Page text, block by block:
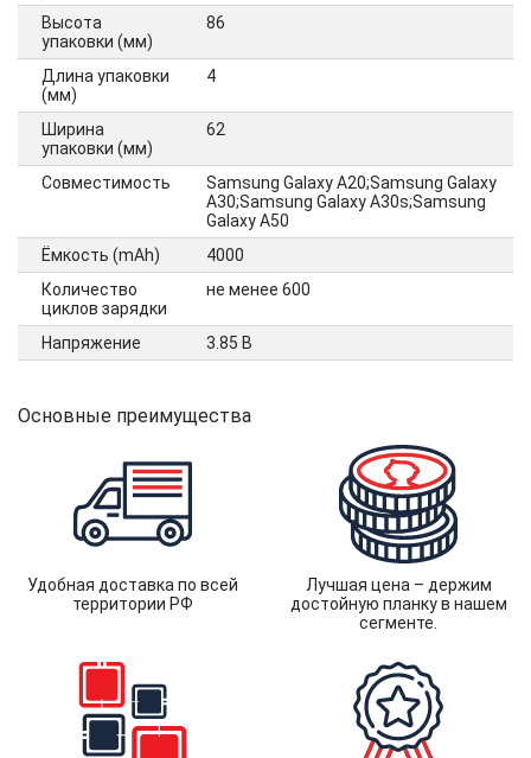
Высота
упаковки (мм)
86
Длина упаковки
(мм)
4
Ширина
упаковки (мм)
62
Совместимость
Samsung Galaxy A20;Samsung Galaxy
A30;Samsung Galaxy A30s;Samsung
Galaxy A50
Ёмкость (mAh)
4000
Количество
циклов зарядки
не менее 600
Напряжение 3.85 В
Основные преимущества
Удобная доставка по всей
территории РФ
Лучшая цена – держим
достойную планку в нашем
сегменте.